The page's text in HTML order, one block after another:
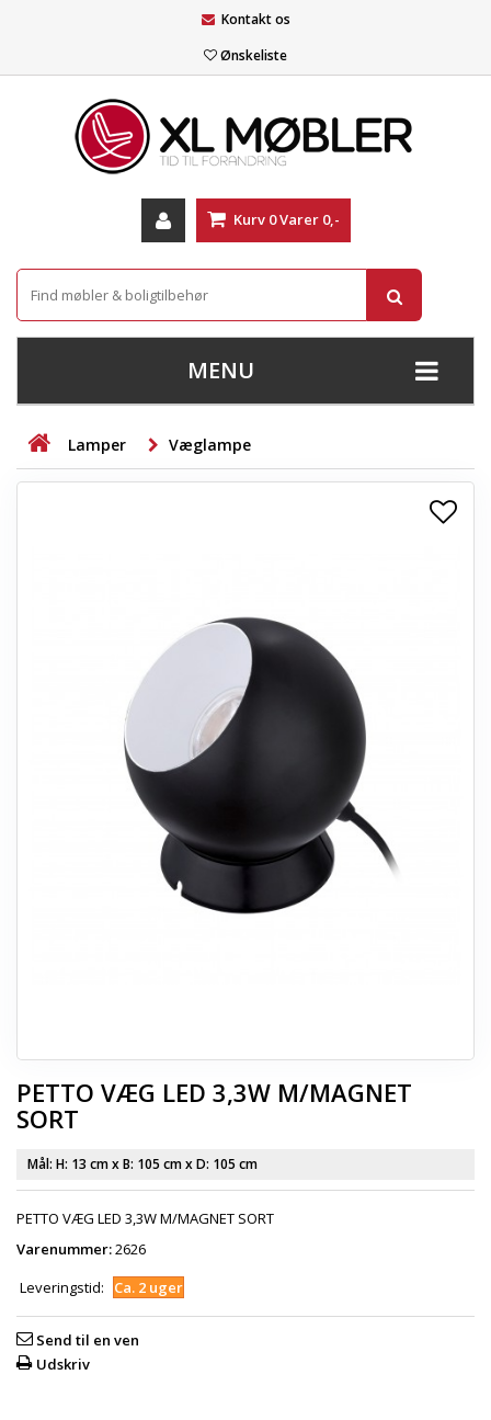
Kontakt os
Ønskeliste
Kurv 0Varer 0,-
MENU
+
STUE
+
Lamper Væglampe
PETTO VÆG LED 3,3W M/MAGNET
SORT
Mål: H: 13 cmx B: 105 cmx D: 105 cm
PETTO VÆG LED 3,3W M/MAGNET SORT
Varenummer:2626
Leveringstid:
Ca. 2 uger
Send til en ven
Udskriv